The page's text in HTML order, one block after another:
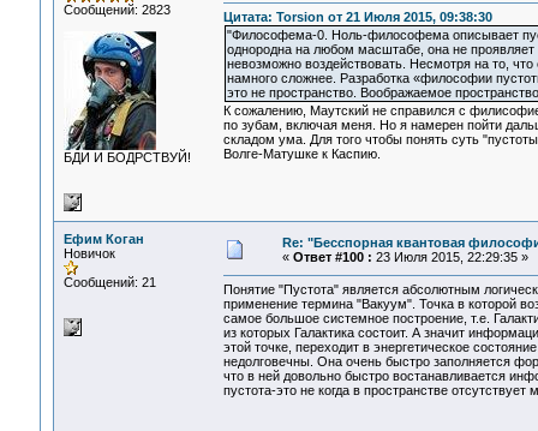
Сообщений: 2823
БДИ И БОДРСТВУЙ!
Цитата: Torsion от 21 Июля 2015, 09:38:30
"Философема-0. Ноль-философема описывает
однородна на любом масштабе, она не проявляет
невозможно воздействовать. Несмотря на то,
намного сложнее. Разработка «философии
это не пространство. Воображаемое
К сожалению, Маутский не справился с
по зубам, включая меня. Но я намерен пойти
складом ума. Для того чтобы понять суть
Волге-Матушке к Каспию.
Ефим Коган
Новичок
Сообщений: 21
Re: "Бесспорная квантовая
« Ответ #100 : 23 Июля 2015, 22:29:35 »
Понятие "Пустота" является абсолютным
применение термина "Вакуум". Точка в которой
самое большое системное построение, т.е.
из которых Галактика состоит. А значит
этой точке, переходит в энергетическое
недолговечны. Она очень быстро заполняется
что в ней довольно быстро востанавливается
пустота-это не когда в пространстве